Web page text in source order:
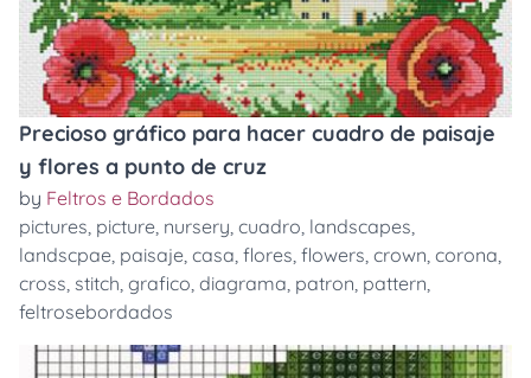
Precioso gráfico para hacer cuadro de paisaje
y flores a punto de cruz
by Feltros e Bordados
pictures, picture, nursery, cuadro, landscapes,
landscpae, paisaje, casa, flores, flowers, crown, corona,
cross, stitch, grafico, diagrama, patron, pattern,
feltrosebordados